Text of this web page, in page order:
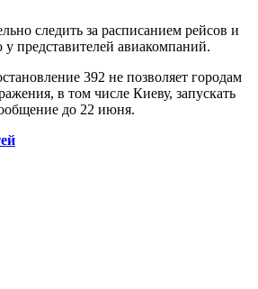
следить за расписанием рейсов и
представителей авиакомпаний.
392 не позволяет городам
в том числе Киеву, запускать
до 22 июня.